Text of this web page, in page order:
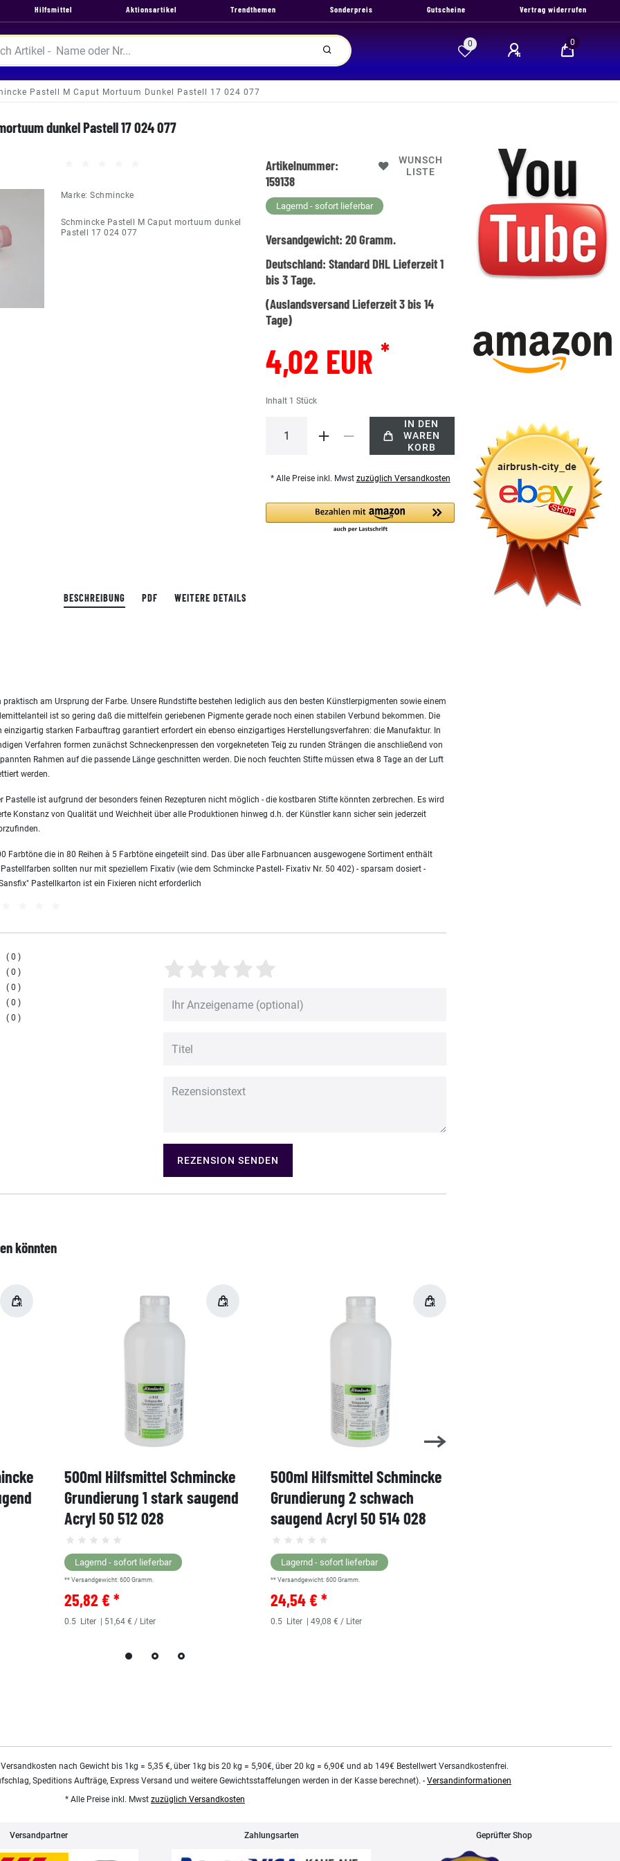
Hilfsmittel Aktionsartikel Trendthemen Sonderpreis Gutscheine Vertrag widerrufen
0 0
Pastell M Caput Mortuum Dunkel Pastell 17 024 077
dunkel Pastell 17 024 077
Marke:Schmincke
Schmincke Pastell M Caput mortuum dunkel
Pastell 17 024 077
Artikelnummer:
159138
WUNSCH
LISTE
Lagernd - sofort lieferbar
Versandgewicht:20Gramm.
Deutschland:Standard DHL Lieferzeit 1
bis 3 Tage.
(Auslandsversand Lieferzeit 3 bis 14
Tage)
4,02 EUR *
Inhalt 1Stück
IN DEN
WAREN
KORB
* Alle Preise inkl. Mwst zuzüglich Versandkosten
BESCHREIBUNG PDF WEITERE DETAILS
am Ursprung der Farbe. Unsere Rundstifte bestehen lediglich aus den besten Künstlerpigmenten sowie einem
ist so gering daß die mittelfein geriebenen Pigmente gerade noch einen stabilen Verbund bekommen. Die
einzigartig starken Farbauftrag garantiert erfordert ein ebenso einzigartiges Herstellungsverfahren: die Manufaktur. In
Verfahren formen zunächst Schneckenpressen den vorgekneteten Teig zu runden Strängen die anschließend von
Rahmen auf die passende Länge geschnitten werden. Die noch feuchten Stifte müssen etwa 8 Tage an der Luft
werden.
Pastelle ist aufgrund der besonders feinen Rezepturen nicht möglich - die kostbaren Stifte könnten zerbrechen. Es wird
Konstanz von Qualität und Weichheit über alle Produktionen hinweg d.h. der Künstler kann sicher sein jederzeit
Farbtöne die in 80 Reihen à 5 Farbtöne eingeteilt sind. Das über alle Farbnuancen ausgewogene Sortiment enthält
sollten nur mit speziellem Fixativ (wie dem Schmincke Pastell- Fixativ Nr. 50 402) - sparsam dosiert -
Pastellkarton ist ein Fixieren nicht erforderlich
0
0
0
0
0
REZENSION SENDEN
könnten
500ml Hilfsmittel Schmincke
Grundierung 1 stark saugend
Acryl 50 512 028
Lagernd - sofort lieferbar
** Versandgewicht: 600 Gramm.
25,82 € *
0.5 Liter | 51,64 € / Liter
500ml Hilfsmittel Schmincke
Grundierung 2 schwach
saugend Acryl 50 514 028
Lagernd - sofort lieferbar
** Versandgewicht:600 Gramm.
24,54 € *
0.5 Liter | 49,08 € / Liter
nach Gewicht bis 1kg = 5,35 €, über 1kg bis 20 kg = 5,90€, über 20 kg = 6,90€ und ab 149€ Bestellwert Versandkostenfrei.
Speditions Aufträge, Express Versand und weitere Gewichtsstaffelungen werden in der Kasse berechnet). - Versandinformationen
* Alle Preise inkl. Mwst zuzüglich Versandkosten
Versandpartner Zahlungsarten Geprüfter Shop